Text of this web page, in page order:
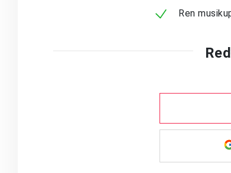
Ren